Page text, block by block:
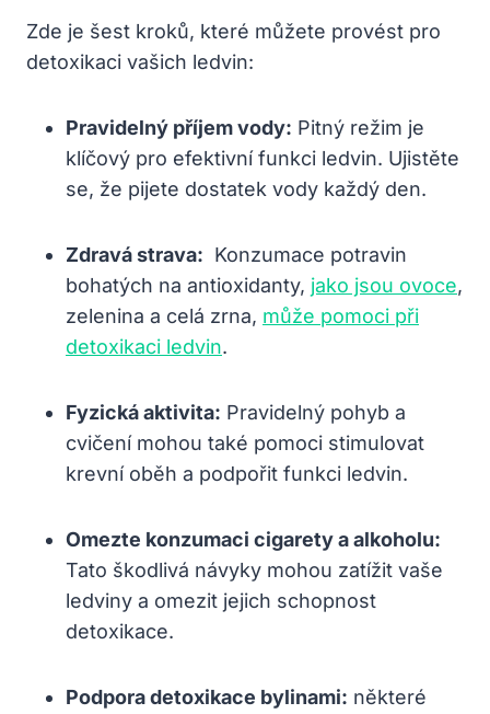
Zde je šest kroků, které můžete provést pro
detoxikaci vašich ledvin:
Pravidelný příjem vody: Pitný režim je
klíčový ⁤pro efektivní funkci ledvin. Ujistěte
se, že​ pijete dostatek​ vody ‌každý den.
Zdravá strava: ‌ Konzumace potravin
bohatých‌ na antioxidanty, jako jsou ovoce,
zelenina​ a celá zrna, může pomoci při
detoxikaci ledvin.
Fyzická ⁢aktivita: Pravidelný pohyb⁢ a
⁣cvičení mohou také pomoci stimulovat
krevní oběh a podpořit funkci ledvin.
Omezte konzumaci ‍cigarety a alkoholu:
Tato škodlivá návyky mohou zatížit vaše
ledviny a omezit jejich schopnost
detoxikace.
Podpora detoxikace bylinami: některé